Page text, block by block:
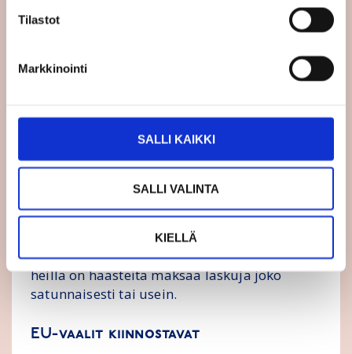
Tilastot
Markkinointi
SALLI KAIKKI
SALLI VALINTA
KIELLÄ
Eurobarometrin mukaan sosioekonomiset
vaikeudet vaikuttavat yhä useaan
parempaan on tapahtunut viimeisen puolen
suomalaisvastaajista 56 prosenttia uskoo,
että heidän elintasonsa laskee seuraavan
vuoden aikana. Kaikkien EU-kansalaisten
osalta lukema on nyt 6 prosenttiyksikköä ja
suomalaisvastaajien osalta 8
prosenttiyksikköä pienempi kuin keväällä
2023. Yli kolmannes eurooppalaisista (37 %)
ja viidesosa suomalaisista (20 %) kertoo, että
heillä on haasteita maksaa laskuja joko
satunnaisesti tai usein.
EU-vaalit kiinnostavat